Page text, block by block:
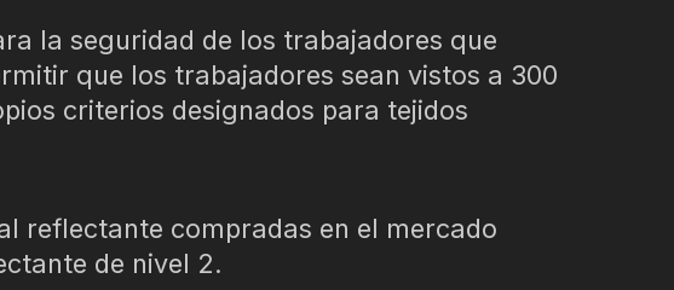
reflectante arcoíris
la seguridad de los trabajadores que
que los trabajadores sean vistos a 300
criterios designados para tejidos
reflectante compradas en el mercado
de nivel 2.